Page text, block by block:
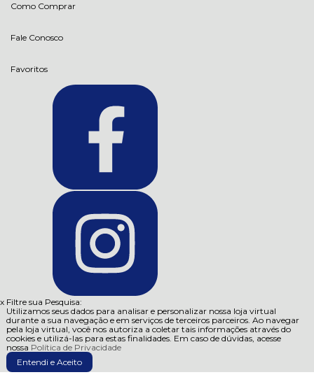
Como Comprar
Fale Conosco
Favoritos
x Filtre sua Pesquisa:
Utilizamos seus dados para analisar e personalizar nossa loja virtual
durante a sua navegação e em serviços de terceiros parceiros. Ao navegar
pela loja virtual, você nos autoriza a coletar tais informações através do
cookies e utilizá-las para estas finalidades. Em caso de dúvidas, acesse
nossa Política de Privacidade
Entendi e Aceito